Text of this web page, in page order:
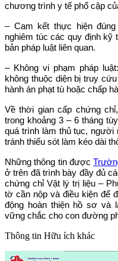
chương trình y tế phổ cập
– Cam kết thực hiện
nghiêm túc các quy định kỹ
bản pháp luật liên quan.
– Không vi phạm pháp luật:
không thuộc diện bị truy
hành án phạt tù hoặc chấp
Về thời gian cấp chứng
trong khoảng 3 – 6 tháng
quá trình làm thủ tục,
tránh thiếu sót làm kéo dài
Những thông tin được
ở trên đã trình bày đầy đủ
chứng chỉ Vật lý trị liệu –
tờ cần nộp và điều kiện để
động hoàn thiện hồ sơ và
vững chắc cho con đường
Thông tin Hữu ích khác